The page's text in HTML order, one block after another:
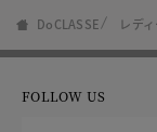
DoCLASSE レディ
FOLLOW US